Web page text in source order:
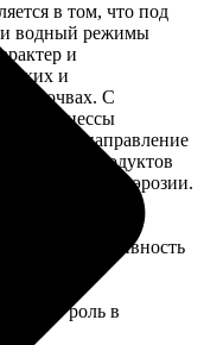
в том, что под
и водный режимы
и
и
в почвах. С
процессы
в почве (направление
продуктов
и водной эрозии.
увлажнения
создания и
и интенсивность
фауны. С
роль в